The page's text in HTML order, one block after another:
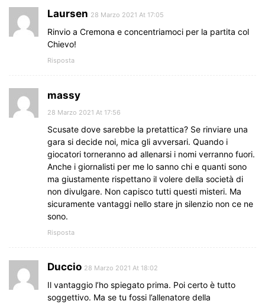
Laursen 28 Marzo 2021 At 17:05
Rinvio a Cremona e concentriamoci per la partita col
Chievo!
Risposta
massy
28 Marzo 2021 At 17:56
Scusate dove sarebbe la pretattica? Se rinviare una
gara si decide noi, mica gli avversari. Quando i
giocatori torneranno ad allenarsi i nomi verranno fuori.
Anche i giornalisti per me lo sanno chi e quanti sono
ma giustamente rispettano il volere della società di
non divulgare. Non capisco tutti questi misteri. Ma
sicuramente vantaggi nello stare jn silenzio non ce ne
sono.
Risposta
Duccio 28 Marzo 2021 At 18:02
Il vantaggio l’ho spiegato prima. Poi certo è tutto
soggettivo. Ma se tu fossi l’allenatore della